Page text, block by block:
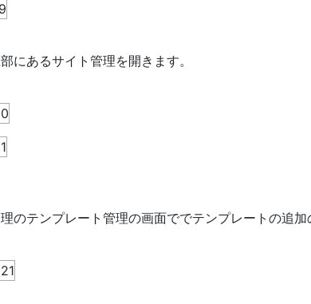
にあるサイト管理を開きます。
のテンプレート管理の画面ででテンプレートの追加